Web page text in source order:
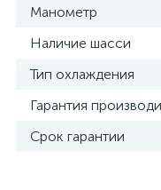
Манометр
Наличие шасси
Тип охлаждения
Гарантия
Срок гарантии